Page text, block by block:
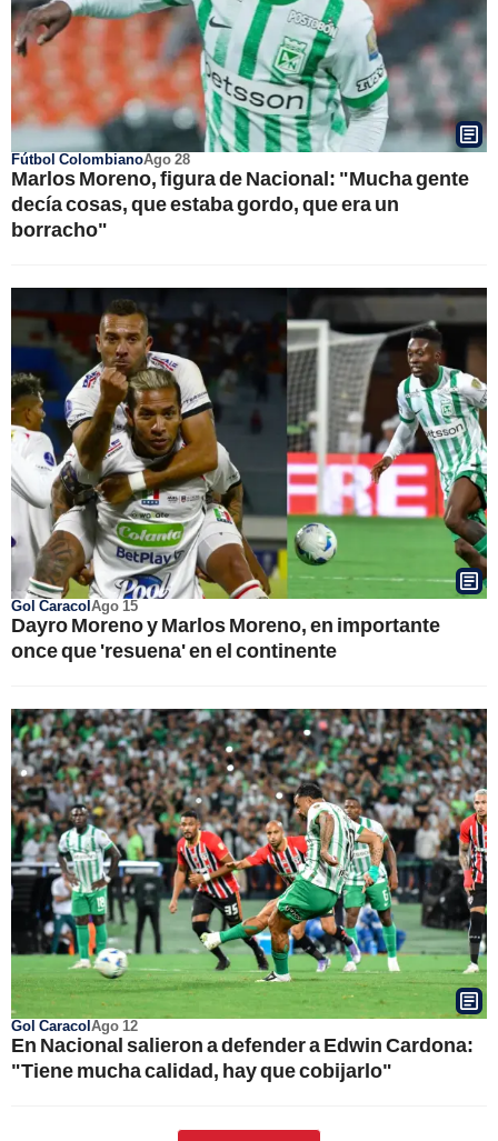
Fútbol ColombianoAgo 28
Marlos Moreno, figura de Nacional: "Mucha gente
decía cosas, que estaba gordo, que era un
borracho"
Gol CaracolAgo 15
Dayro Moreno y Marlos Moreno, en importante
once que 'resuena' en el continente
Gol CaracolAgo 12
En Nacional salieron a defender a Edwin Cardona:
"Tiene mucha calidad, hay que cobijarlo"